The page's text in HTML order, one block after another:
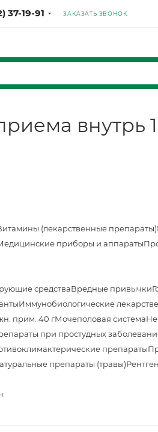
37-19-91 ЗАКАЗАТЬ ЗВОНОК
внутрь
(лекарственные препараты)
приборы и аппараты
средстваВредные привычки
Иммунобиологические
прим. 40 гМочеполовая система
при простудных
препараты
препараты (травы)